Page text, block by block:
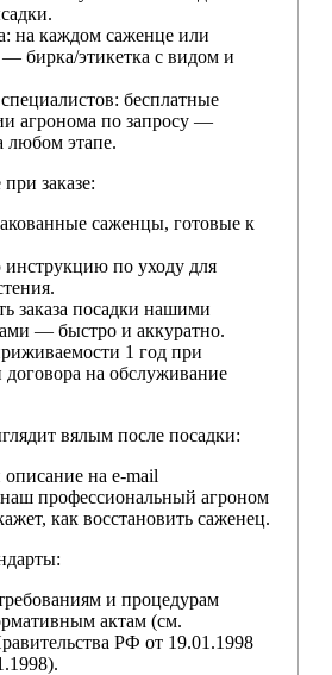
на каждом саженце или
— бирка/этикетка с видом и
бесплатные
агронома по запросу —
этапе.
заказе:
саженцы, готовые к
по уходу для
заказа посадки нашими
— быстро и аккуратно.
1 год при
договора на обслуживание
вялым после посадки:
на e-mail
профессиональный агроном
как восстановить саженец.
и процедурам
актам (см.
РФ от 19.01.1998